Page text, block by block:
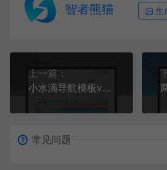
智者熊猫 生
上一篇：
小水滴导航模板v2.0破解源码，授权验证一键去除
常见问题